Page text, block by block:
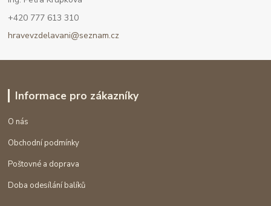
+420 777 613 310
hravevzdelavani@seznam.cz
Informace pro zákazníky
O nás
Obchodní podmínky
Poštovné a doprava
Doba odesílání balíků